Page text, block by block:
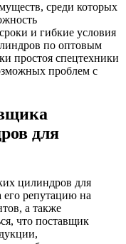
среди которых
и гибкие условия
по оптовым
простоя спецтехники
проблем с
для
цилиндров для
репутацию на
а также
что поставщик